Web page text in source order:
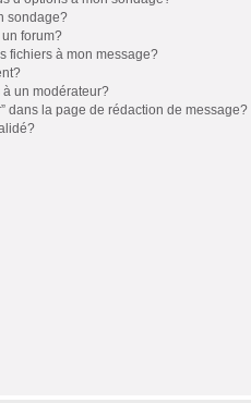
sondage?
forum?
fichiers à mon message?
un modérateur?
dans la page de rédaction de message?